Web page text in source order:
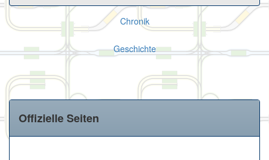
Chronik
Geschichte
Offizielle Seiten